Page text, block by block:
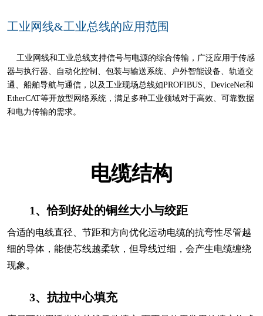
工业网线&工业总线的应用范围
工业网线和工业总线支持信号与电源的综合传输，广泛应用于传感
器与执行器、自动化控制、包装与输送系统、户外智能设备、轨道交
通、船舶导航与通信，以及工业现场总线如PROFIBUS、DeviceNet和
EtherCAT等开放型网络系统，满足多种工业领域对于高效、可靠数据
和电力传输的需求。
电缆结构
1、恰到好处的铜丝大小与绞距
合适的电线直径、节距和方向优化运动电缆的抗弯性尽管越
细的导体，能使芯线越柔软，但导线过细，会产生电缆缠绕
现象。
3、抗拉中心填充